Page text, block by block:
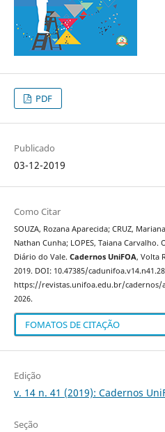
PDF
Publicado
03-12-2019
Como Citar
SOUZA, Rozana Aparecida; CRUZ,
Nathan Cunha; LOPES, Taiana
Diário do Vale. Cadernos UniFOA, Volta
2019. DOI: 10.47385/
https://revistas.unifoa.edu.br/cadernos/
2026.
FOMATOS DE CITAÇÃO
Edição
v. 14 n. 41 (2019): Cadernos
Seção